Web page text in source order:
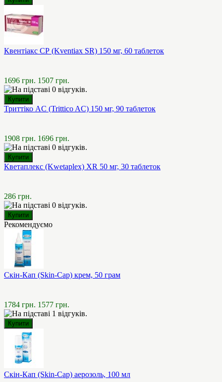
Квентіакс СР (Kventiax SR) 150 мг, 60 таблеток
1696 грн. 1507 грн.
Триттіко AC (Trittico AC) 150 мг, 90 таблеток
1908 грн. 1696 грн.
Кветаплекс (Kwetaplex) XR 50 мг, 30 таблеток
286 грн.
Рекомендуємо
Скін-Кап (Skin-Cap) крем, 50 грам
1784 грн. 1577 грн.
Скін-Кап (Skin-Cap) аерозоль, 100 мл